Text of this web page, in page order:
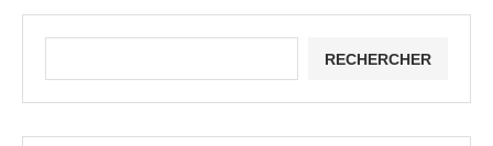
RECHERCHER